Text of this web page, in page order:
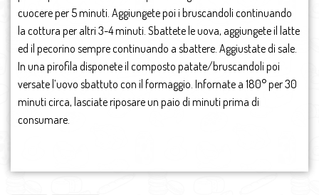
cuocere per 5 minuti. Aggiungete poi i bruscandoli continuando
la cottura per altri 3-4 minuti. Sbattete le uova, aggiungete il latte
ed il pecorino sempre continuando a sbattere. Aggiustate di sale.
In una pirofila disponete il composto patate/bruscandoli poi
versate l’uovo sbattuto con il formaggio. Infornate a 180° per 30
minuti circa, lasciate riposare un paio di minuti prima di
consumare.